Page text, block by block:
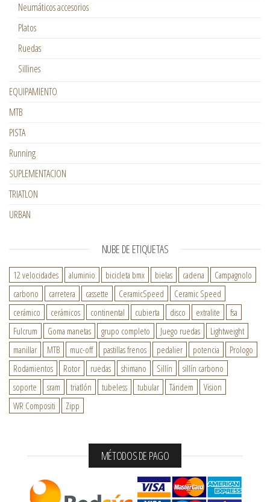
Neumáticos accesorios
Platos
Ruedas
Sillines
EQUIPAMIENTO
MTB
PISTA
Running
SUPLEMENTACION
TRIATLON
URBAN
NUBE DE ETIQUETAS
12 velocidades aluminio bicicleta bmx bielas cadena
Campagnolo
carbono
carretera cassette CeramicSpeed
Ceramic Speed
cerámico
cerámicos continental cubierta disco extralite
fsa
Fulcrum
Goma manetas grupo completo Juego ruedas
Lightweight
manillar
MTB muc-off pastillas frenos pedalier potencia
Prologo
Rodamientos
Rotor ruedas shimano Sillín
sillín carbono
soporte
sram triatlón tubeless tubular Tándem
Vision
WR Compositi
Zipp
MÉTODOS DE PAGO